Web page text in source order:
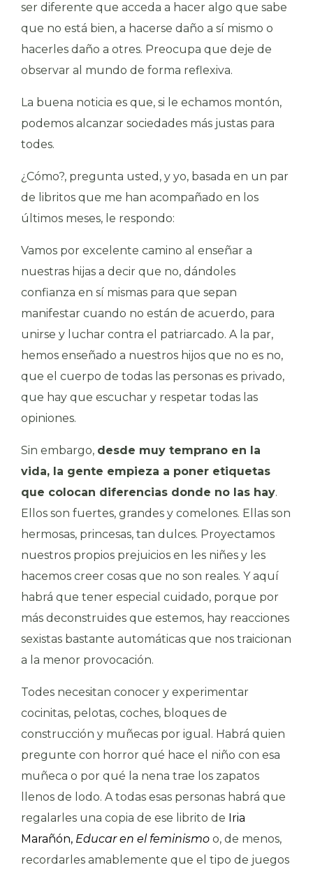
ser diferente que acceda a hacer algo que sabe
que no está bien, a hacerse daño a sí mismo o
hacerles daño a otres. Preocupa que deje de
observar al mundo de forma reflexiva.
La buena noticia es que, si le echamos montón,
podemos alcanzar sociedades más justas para
todes.
¿Cómo?, pregunta usted, y yo, basada en un par
de libritos que me han acompañado en los
últimos meses, le respondo:
Vamos por excelente camino al enseñar a
nuestras hijas a decir que no, dándoles
confianza en sí mismas para que sepan
manifestar cuando no están de acuerdo, para
unirse y luchar contra el patriarcado. A la par,
hemos enseñado a nuestros hijos que no es no,
que el cuerpo de todas las personas es privado,
que hay que escuchar y respetar todas las
opiniones.
Sin embargo, desde muy temprano en la
vida, la gente empieza a poner etiquetas
que colocan diferencias donde no las hay.
Ellos son fuertes, grandes y comelones. Ellas son
hermosas, princesas, tan dulces. Proyectamos
nuestros propios prejuicios en les niñes y les
hacemos creer cosas que no son reales. Y aquí
habrá que tener especial cuidado, porque por
más deconstruides que estemos, hay reacciones
sexistas bastante automáticas que nos traicionan
a la menor provocación.
Todes necesitan conocer y experimentar
cocinitas, pelotas, coches, bloques de
construcción y muñecas por igual. Habrá quien
pregunte con horror qué hace el niño con esa
muñeca o por qué la nena trae los zapatos
llenos de lodo. A todas esas personas habrá que
regalarles una copia de ese librito de Iria
Marañón, Educar en el feminismo o, de menos,
recordarles amablemente que el tipo de juegos